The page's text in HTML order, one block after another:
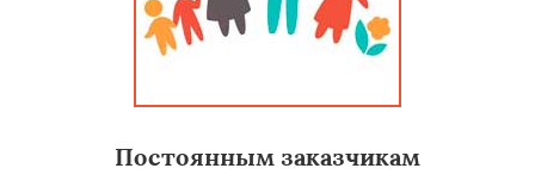
Постоянным заказчикам